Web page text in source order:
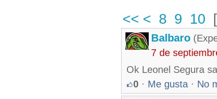
<< < 8 9 10
Balbaro
7 de
Ok Leonel Segura
0 · Me gusta · No